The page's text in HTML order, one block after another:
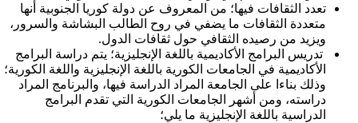
تعدد الثقافات فيها؛ من المعروف عن دولة كوريا الجنوبية أنها
متعددة الثقافات ما يضفي في روح الطالب البشاشة والسرور،
ويزيد من رصيده الثقافي حول ثقافات الدول.
تدريس البرامج الأكاديمية باللغة الإنجليزية؛ يتم دراسة البرامج
الأكاديمية في الجامعات الكورية باللغة الإنجليزية واللغة الكورية؛
وذلك بناءا على الجامعة المراد الدراسة فيها، والبرنامج المراد
دراسته، ومن أشهر الجامعات الكورية التي تقدم البرامج
الدراسية باللغة الإنجليزية ما يلي؛